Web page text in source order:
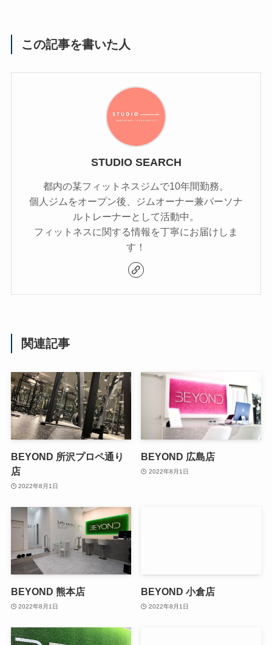
この記事を書いた人
STUDIO SEARCH
都内の某フィットネスジムで10年間勤務。
個人ジムをオープン後、ジムオーナー兼パーソナ
ルトレーナーとして活動中。
フィットネスに関する情報を丁寧にお届けしま
す！
関連記事
BEYOND 所沢プロペ通り
店
2022年8月1日
BEYOND 広島店
2022年8月1日
BEYOND 熊本店
2022年8月1日
BEYOND 小倉店
2022年8月1日